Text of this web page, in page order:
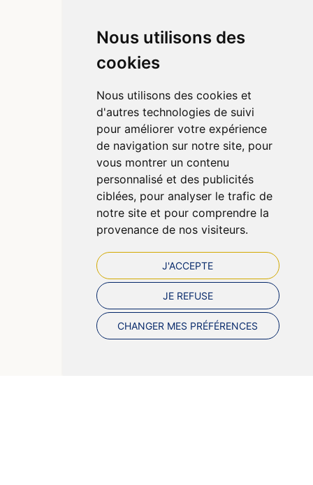
Nous utilisons des
cookies
Nous utilisons des cookies et
d'autres technologies de suivi
pour améliorer votre expérience
de navigation sur notre site, pour
vous montrer un contenu
personnalisé et des publicités
ciblées, pour analyser le trafic de
notre site et pour comprendre la
provenance de nos visiteurs.
J'ACCEPTE
JE REFUSE
CHANGER MES PRÉFÉRENCES
Informations
Qui sommes-nous ?
Déclarer un effet indésirable
Mentions légales
CGV
Données personnelles
Cookies
Préférences Cookies